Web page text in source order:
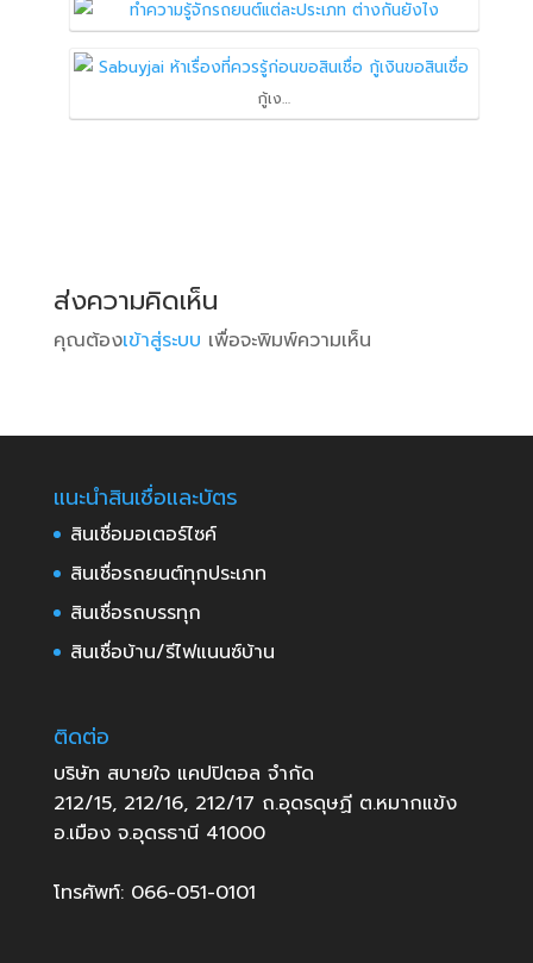
กู้เง…
ส่งความคิดเห็น
คุณต้องเข้าสู่ระบบ เพื่อจะพิมพ์ความเห็น
แนะนำสินเชื่อและบัตร
สินเชื่อมอเตอร์ไซค์
สินเชื่อรถยนต์ทุกประเภท
สินเชื่อรถบรรทุก
สินเชื่อบ้าน/รีไฟแนนซ์บ้าน
ติดต่อ
บริษัท สบายใจ แคปปิตอล จำกัด
212/15, 212/16, 212/17 ถ.อุดรดุษฏี ต.หมากแข้ง
อ.เมือง จ.อุดรธานี 41000
โทรศัพท์: 066-051-0101